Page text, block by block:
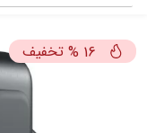
16
% تخفیف